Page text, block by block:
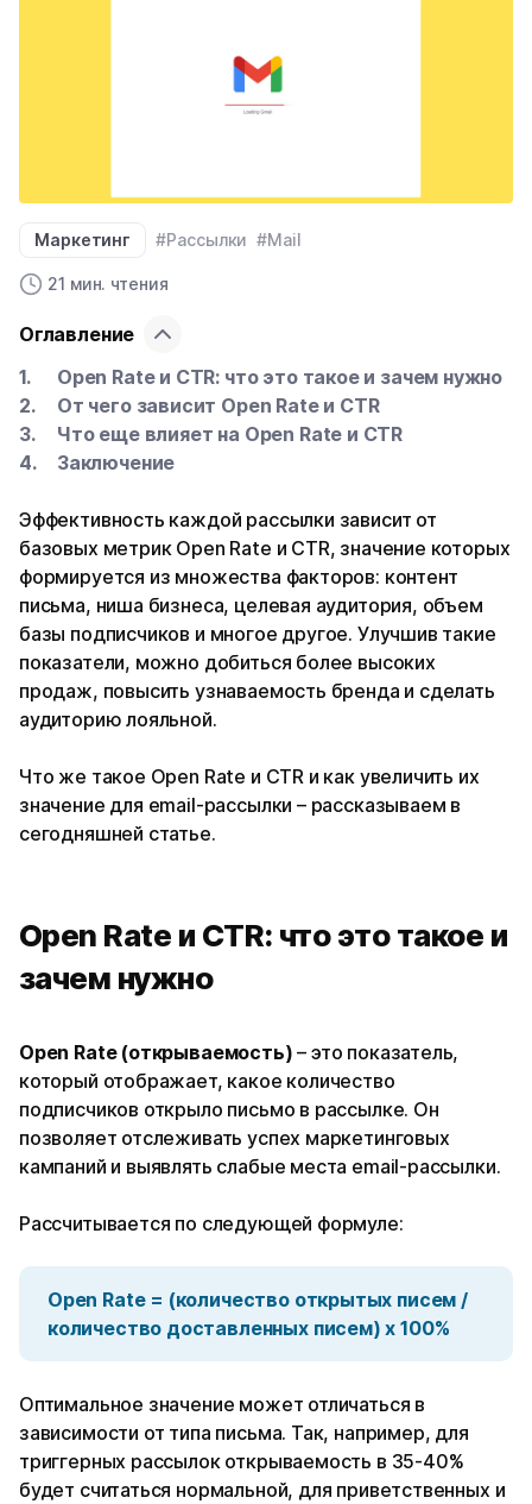
Маркетинг #Рассылки #Mail
21 мин. чтения
Оглавление
Open Rate и CTR: что это такое и зачем нужно
От чего зависит Open Rate и CTR
Что еще влияет на Open Rate и CTR
Заключение
Эффективность каждой рассылки зависит от
базовых метрик Open Rate и CTR, значение которых
формируется из множества факторов: контент
письма, ниша бизнеса, целевая аудитория, объем
базы подписчиков и многое другое. Улучшив такие
показатели, можно добиться более высоких
продаж, повысить узнаваемость бренда и сделать
аудиторию лояльной.
Что же такое Open Rate и CTR и как увеличить их
значение для email-рассылки – рассказываем в
сегодняшней статье.
Open Rate и CTR: что это такое и
зачем нужно
Open Rate (открываемость)– это показатель,
который отображает, какое количество
подписчиков открыло письмо в рассылке. Он
позволяет отслеживать успех маркетинговых
кампаний и выявлять слабые места email-рассылки.
Рассчитывается по следующей формуле:
Open Rate = (количество открытых писем /
количество доставленных писем) х 100%
Оптимальное значение может отличаться в
зависимости от типа письма. Так, например, для
триггерных рассылок открываемость в 35-40%
будет считаться нормальной, для приветственных и